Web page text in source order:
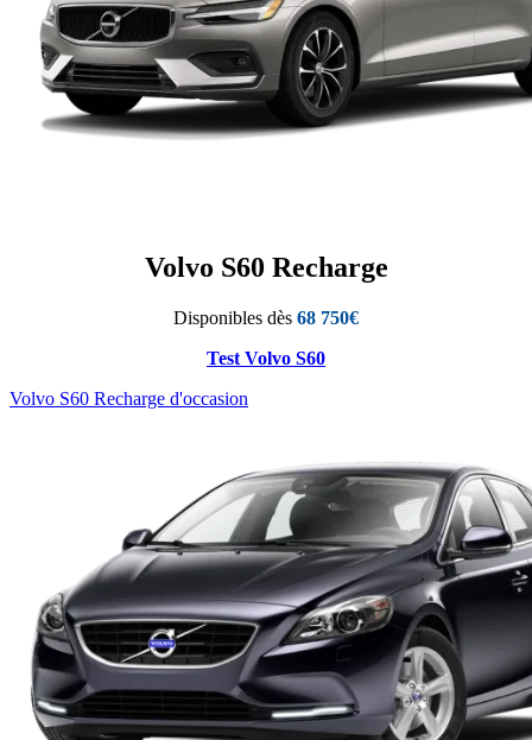
Volvo S60 Recharge
Disponibles dès 68 750€
Test Volvo S60
Volvo S60 Recharge d'occasion